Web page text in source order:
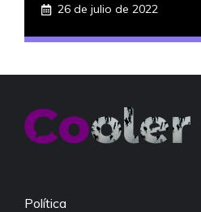
26 de julio de 2022
Política